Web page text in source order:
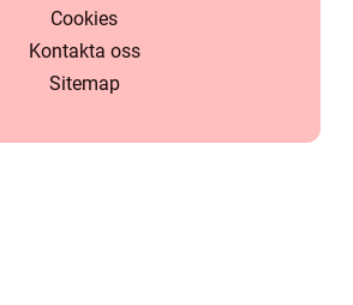
Cookies
Kontakta oss
Sitemap